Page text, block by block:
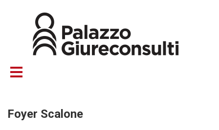
contenuto
principale
Foyer Scalone